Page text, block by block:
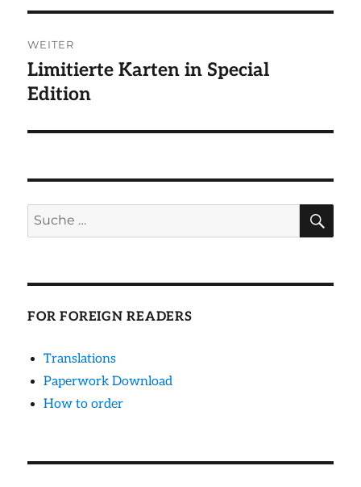
WEITER
Nächster
Beitrag:
Limitierte Karten in Special
Edition
Suche
nach:
FOR FOREIGN READERS
Translations
Paperwork Download
How to order